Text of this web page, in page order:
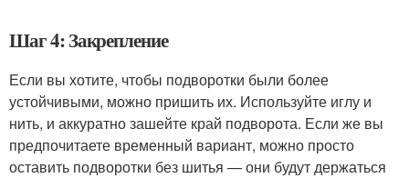
Шаг 4: Закрепление
Если вы хотите, чтобы подворотки были более
устойчивыми, можно пришить их. Используйте иглу и
нить, и аккуратно зашейте край подворота. Если же вы
предпочитаете временный вариант, можно просто
оставить подворотки без шитья — они будут держаться